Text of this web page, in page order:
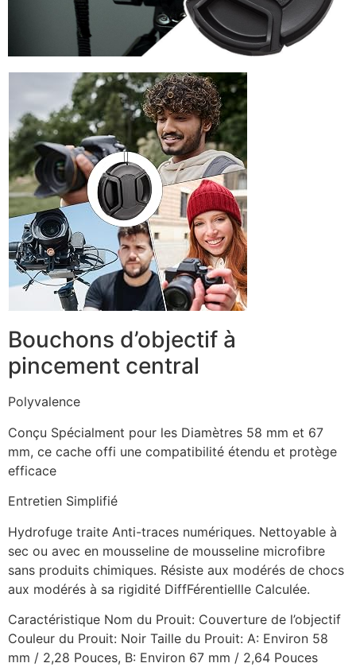
Bouchons d’objectif à
pincement central
Polyvalence
Conçu Spécialment pour les Diamètres 58 mm et 67
mm, ce cache offi une compatibilité étendu et protège
efficace
Entretien Simplifié
Hydrofuge traite Anti-traces numériques. Nettoyable à
sec ou avec en mousseline de mousseline microfibre
sans produits chimiques. Résiste aux modérés de chocs
aux modérés à sa rigidité DiffFérentiellle Calculée.
Caractéristique Nom du Prouit: Couverture de l’objectif
Couleur du Prouit: Noir Taille du Prouit: A: Environ 58
mm / 2,28 Pouces, B: Environ 67 mm / 2,64 Pouces